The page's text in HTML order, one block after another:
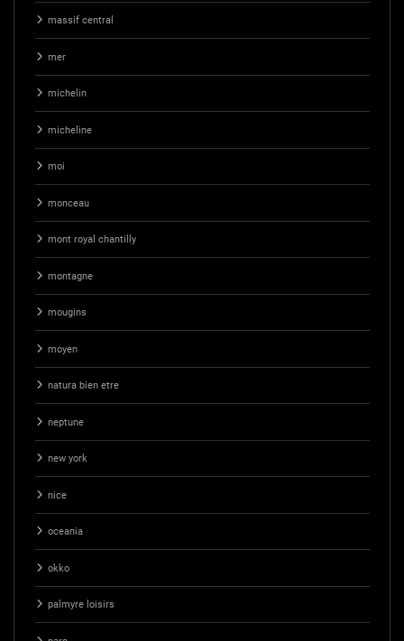
massif central
mer
michelin
micheline
moi
monceau
mont royal chantilly
montagne
mougins
moyen
natura bien etre
neptune
new york
nice
oceania
okko
palmyre loisirs